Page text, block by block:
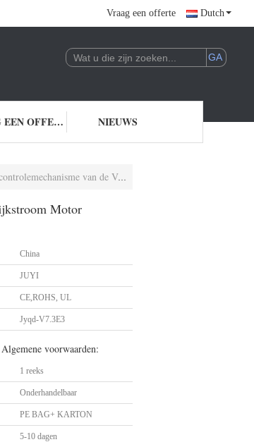
Vraag een offerte Dutch
VRAAG EEN OFFERTE NIEUWS
van de Voltgelijkstroom Motor
Motor
China
JUYI
CE,ROHS, UL
Jyqd-V7.3E3
voorwaarden:
1 reeks
Onderhandelbaar
PE BAG+ KARTON
5-10 dagen